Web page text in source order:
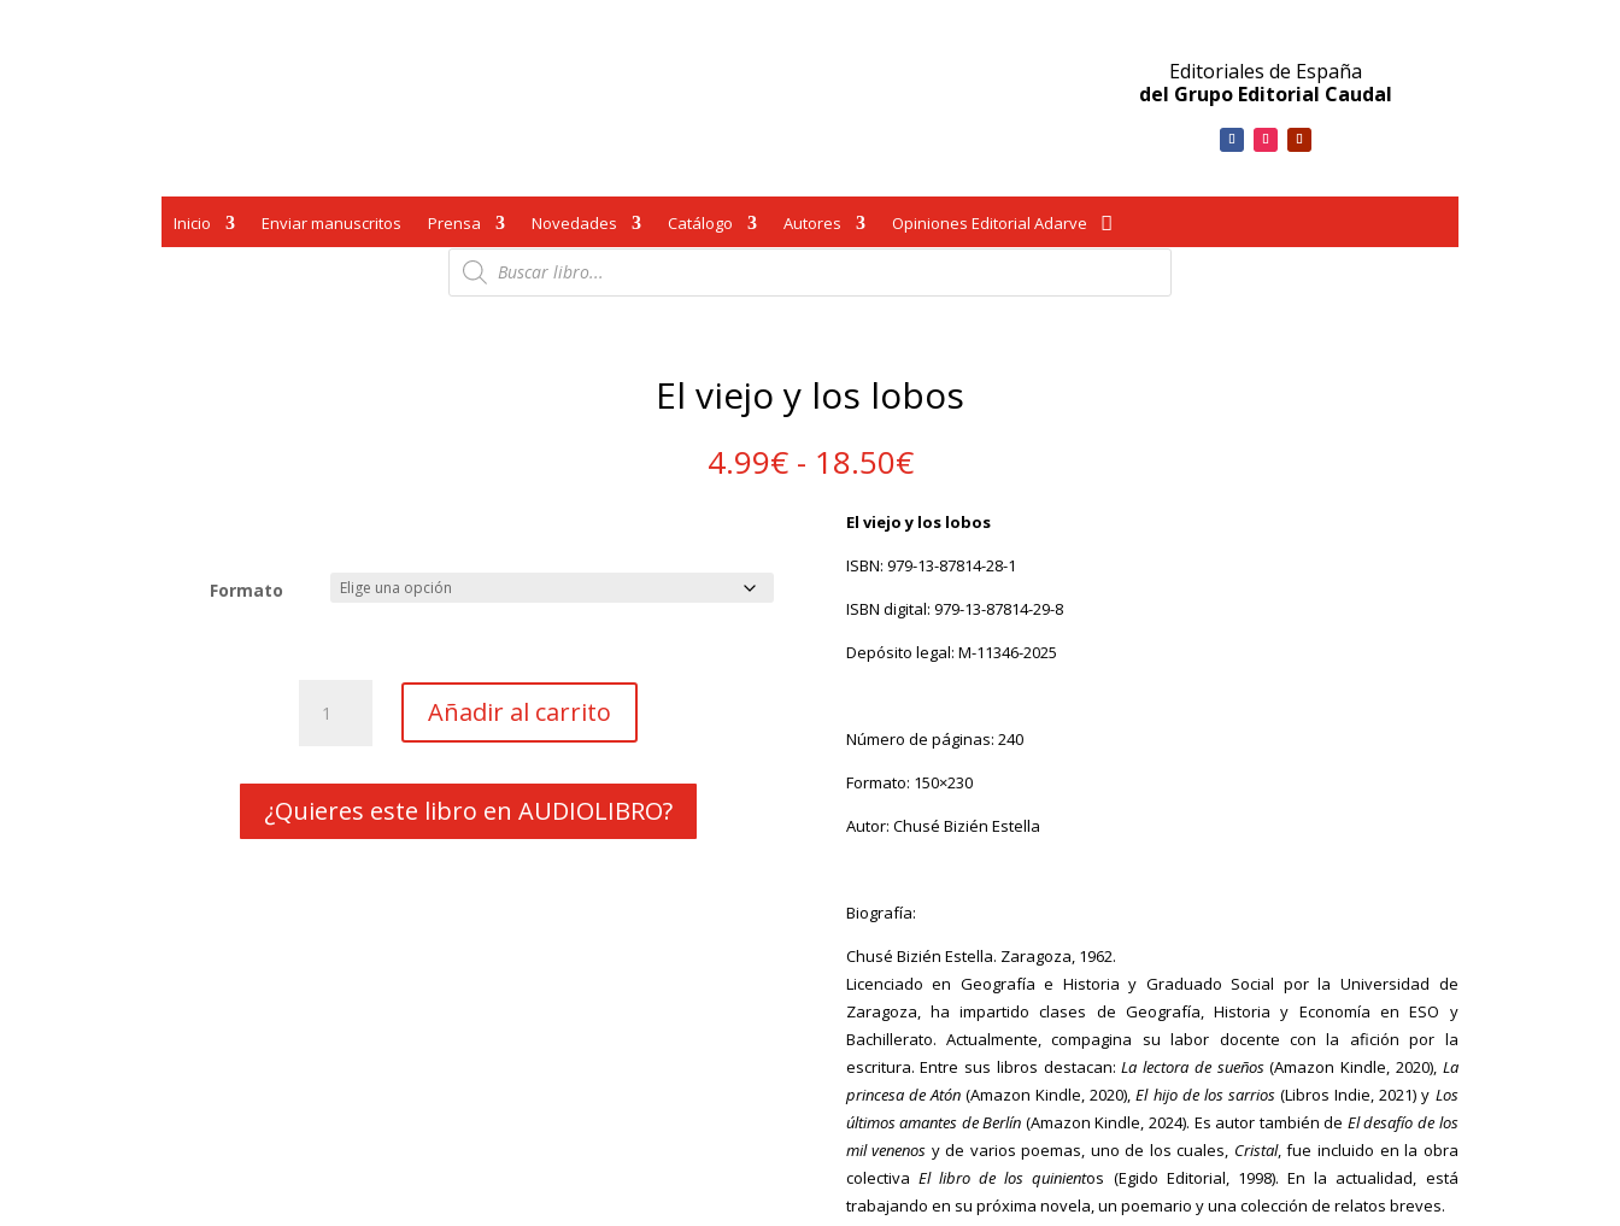
Editoriales de España
del Grupo Editorial Caudal
Inicio Enviar manuscritos Prensa Novedades Catálogo Autores Opiniones Editorial Adarve
Búsqueda
de
productos
El viejo y los lobos
4.99€ - 18.50€Rango
de
precios:
4.99€
hasta
18.50€
Formato
viejo
lobos
Añadir al carrito
¿Quieres este libro en AUDIOLIBRO?
El viejo y los lobos
ISBN: 979-13-87814-28-1
ISBN digital: 979-13-87814-29-8
Depósito legal: M-11346-2025
Número de páginas: 240
Formato: 150×230
Autor: Chusé Bizién Estella
Biografía:
Chusé Bizién Estella. Zaragoza, 1962.
Licenciado en Geografía e Historia y Graduado Social por la Universidad de
Zaragoza, ha impartido clases de Geografía, Historia y Economía en ESO y
Bachillerato. Actualmente, compagina su labor docente con la afición por la
escritura. Entre sus libros destacan:La lectora de sueños(Amazon Kindle, 2020), La
princesa de Atón(Amazon Kindle, 2020),El hijo de los sarrios(Libros Indie, 2021) y Los
últimos amantes de Berlín (Amazon Kindle, 2024). Es autor también de El desafío de los
mil venenos y de varios poemas, uno de los cuales, Cristal, fue incluido en la obra
colectiva El libro de los quinientos (Egido Editorial, 1998). En la actualidad, está
trabajando en su próxima novela, un poemario y una colección de relatos breves.